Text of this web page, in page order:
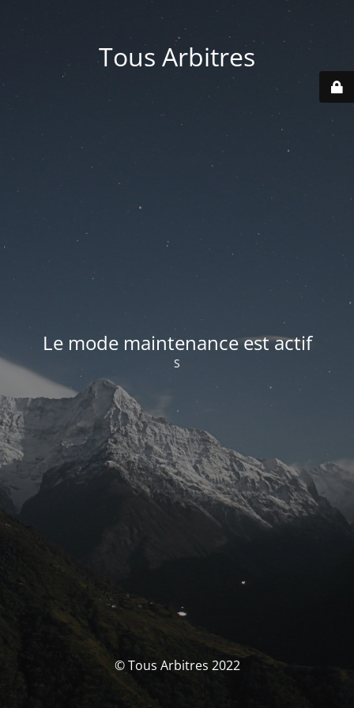
Tous Arbitres
Le mode maintenance est actif
S
© Tous Arbitres 2022